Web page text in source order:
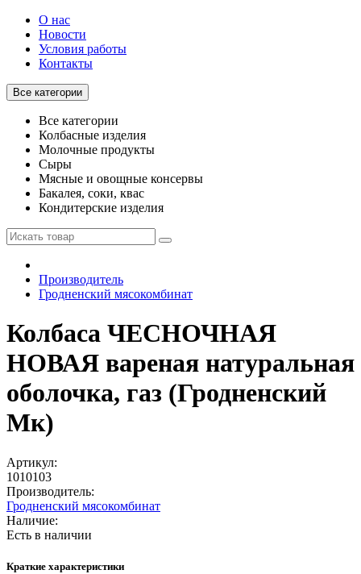
О нас
Новости
Условия работы
Контакты
Все категории
Все категории
Колбасные изделия
Молочные продукты
Сыры
Мясные и овощные консервы
Бакалея, соки, квас
Кондитерские изделия
Производитель
Гродненский мясокомбинат
Колбаса ЧЕСНОЧНАЯ
НОВАЯ вареная натуральная
оболочка, газ (Гродненский
Мк)
Артикул:
1010103
Производитель:
Гродненский мясокомбинат
Наличие:
Есть в наличии
Краткие характеристики